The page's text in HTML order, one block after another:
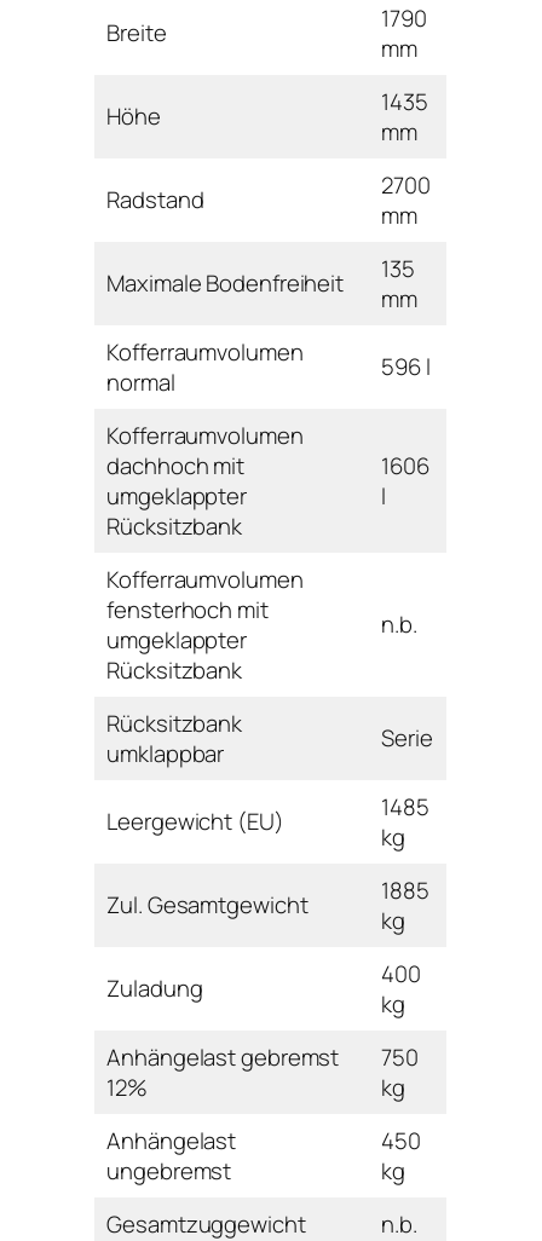
Breite
1790
mm
Höhe
1435
mm
Radstand
2700
mm
Maximale Bodenfreiheit
135
mm
Kofferraumvolumen
normal
596 l
Kofferraumvolumen
dachhoch mit
umgeklappter
Rücksitzbank
1606
l
Kofferraumvolumen
fensterhoch mit
umgeklappter
Rücksitzbank
n.b.
Rücksitzbank
umklappbar
Serie
Leergewicht (EU)
1485
kg
Zul. Gesamtgewicht
1885
kg
Zuladung
400
kg
Anhängelast gebremst
12%
750
kg
Anhängelast
ungebremst
450
kg
Gesamtzuggewicht
n.b.